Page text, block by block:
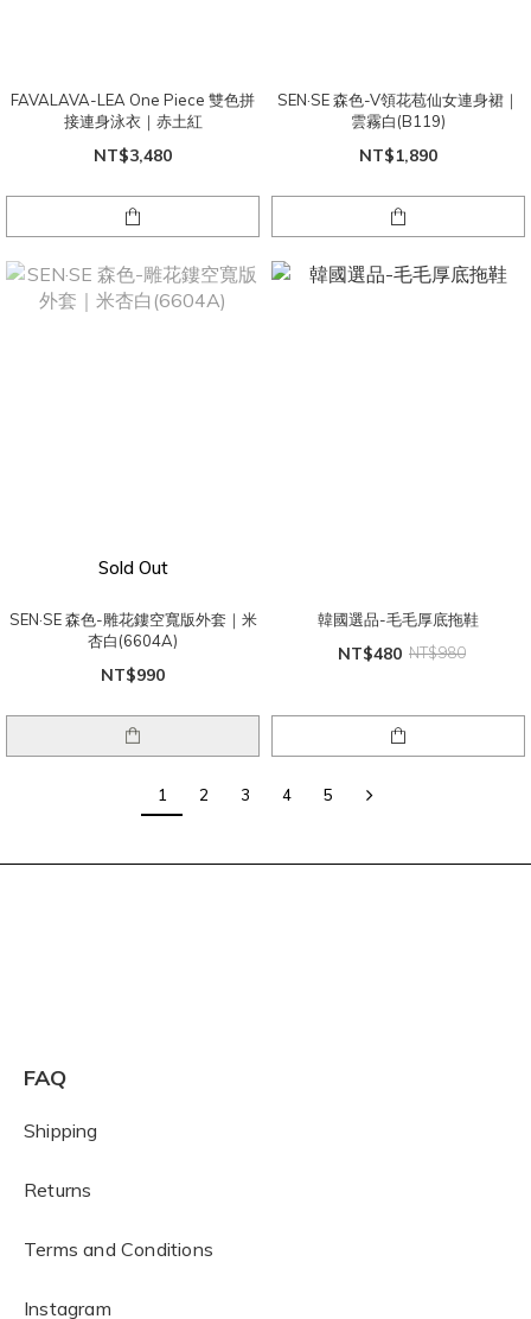
FAVALAVA-LEA One Piece 雙色拼
接連身泳衣｜赤土紅
NT$3,480
SEN·SE 森色-V領花苞仙女連身裙｜
雲霧白(B119)
NT$1,890
Sold Out
SEN·SE 森色-雕花鏤空寬版外套｜米
杏白(6604A)
NT$990
韓國選品-毛毛厚底拖鞋
NT$480 NT$980
1 2 3 4 5
FAQ
Shipping
Returns
Terms and Conditions
Instagram